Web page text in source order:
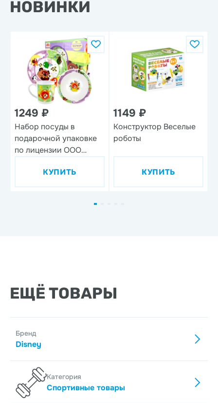
НОВИНКИ
1249 ₽
Набор посуды в
подарочной упаковке
по лицензии ООО
дизайн 1, 3 предмета,
фарфор
КУПИТЬ
1149 ₽
Конструктор Веселые
роботы
КУПИТЬ
ЕЩЁ ТОВАРЫ
Бренд
Disney
Категория
Спортивные товары